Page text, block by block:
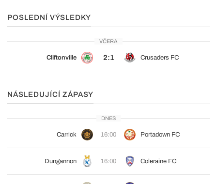
POSLEDNÍ VÝSLEDKY
VČERA
Cliftonville 2:1 Crusaders FC
NÁSLEDUJÍCÍ ZÁPASY
DNES
Carrick 16:00 Portadown FC
Dungannon 16:00 Coleraine FC